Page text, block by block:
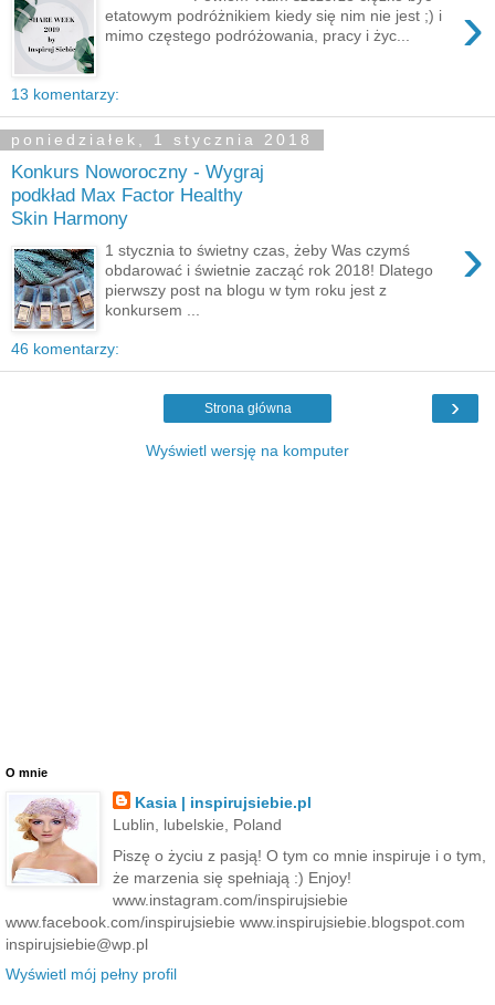
›
etatowym podróżnikiem kiedy się nim nie jest ;) i
mimo częstego podróżowania, pracy i życ...
13 komentarzy:
poniedziałek, 1 stycznia 2018
Konkurs Noworoczny - Wygraj
podkład Max Factor Healthy
Skin Harmony
›
1 stycznia to świetny czas, żeby Was czymś
obdarować i świetnie zacząć rok 2018! Dlatego
pierwszy post na blogu w tym roku jest z
konkursem ...
46 komentarzy:
›
Strona główna
Wyświetl wersję na komputer
O mnie
Kasia | inspirujsiebie.pl
Lublin, lubelskie, Poland
Piszę o życiu z pasją! O tym co mnie inspiruje i o tym,
że marzenia się spełniają :) Enjoy!
www.instagram.com/inspirujsiebie
www.facebook.com/inspirujsiebie www.inspirujsiebie.blogspot.com
inspirujsiebie@wp.pl
Wyświetl mój pełny profil